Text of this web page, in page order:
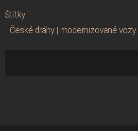
Štítky:
České dráhy | modernizované vozy